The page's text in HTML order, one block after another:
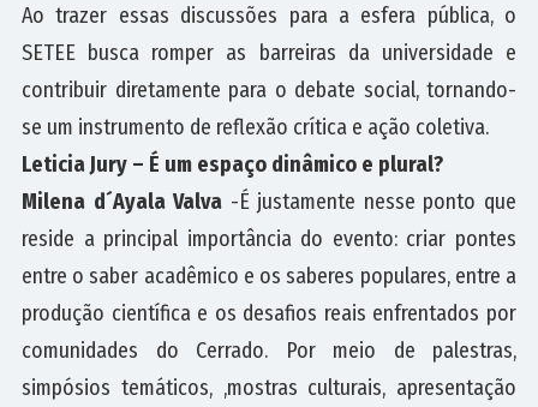
Ao trazer essas discussões para a esfera pública, o
SETEE busca romper as barreiras da universidade e
contribuir diretamente para o debate social, tornando-
se um instrumento de reflexão crítica e ação coletiva.
Leticia Jury – É um espaço dinâmico e plural?
Milena d´Ayala Valva -É justamente nesse ponto que
reside a principal importância do evento: criar pontes
entre o saber acadêmico e os saberes populares, entre a
produção científica e os desafios reais enfrentados por
comunidades do Cerrado. Por meio de palestras,
simpósios temáticos, ,mostras culturais, apresentação